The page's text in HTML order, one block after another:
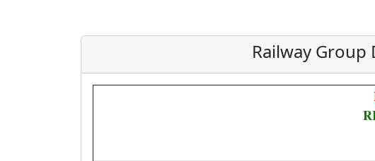
Railway Group